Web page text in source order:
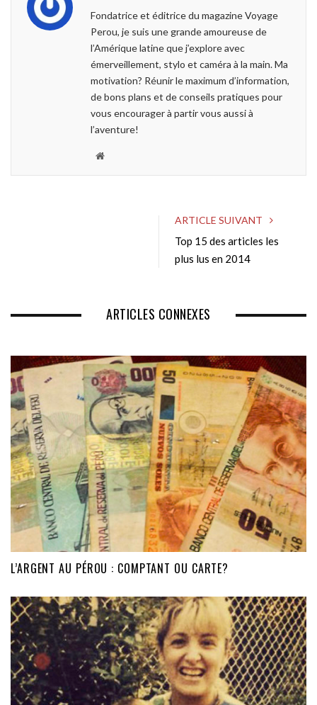
o
k
r
+
I
n
Fondatrice et éditrice du magazine Voyage
Perou, je suis une grande amoureuse de
l’Amérique latine que j’explore avec
émerveillement, stylo et caméra à la main. Ma
motivation? Réunir le maximum d’information,
de bons plans et de conseils pratiques pour
vous encourager à partir vous aussi à
l’aventure!
W
ARTICLE SUIVANT
Top 15 des articles les
plus lus en 2014
ARTICLES CONNEXES
L’ARGENT AU PÉROU : COMPTANT OU CARTE?